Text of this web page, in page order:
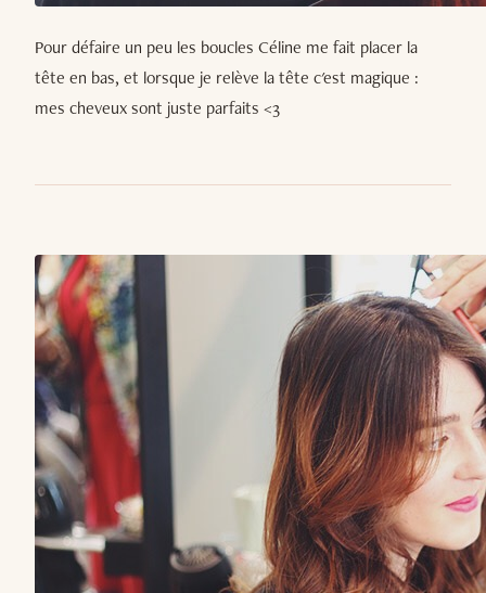
Pour défaire un peu les boucles Céline me fait placer la
tête en bas, et lorsque je relève la tête c'est magique :
mes cheveux sont juste parfaits <3